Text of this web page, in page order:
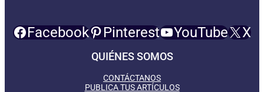
Facebook Pinterest YouTube X
QUIÉNES SOMOS
CONTÁCTANOS
PUBLICA TUS ARTÍCULOS